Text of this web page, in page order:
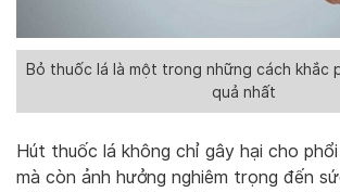
Bỏ thuốc lá là một trong những cách khắc
quả nhất
Hút thuốc lá không chỉ gây hại cho
mà còn ảnh hưởng nghiêm trọng đến